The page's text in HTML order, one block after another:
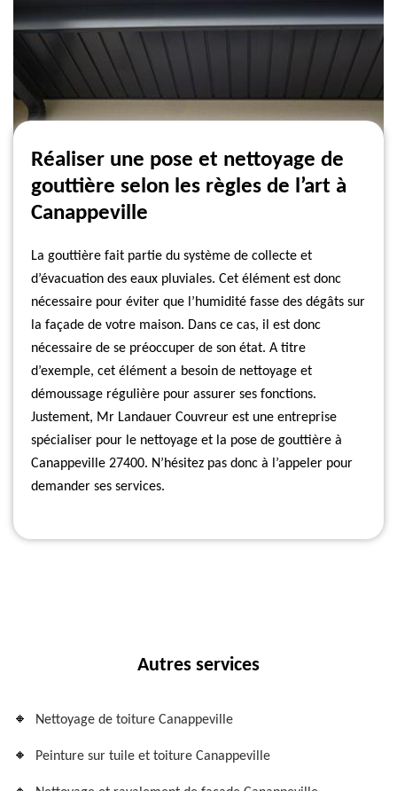
Réaliser une pose et nettoyage de
gouttière selon les règles de l’art à
Canappeville
La gouttière fait partie du système de collecte et
d’évacuation des eaux pluviales. Cet élément est donc
nécessaire pour éviter que l’humidité fasse des dégâts sur
la façade de votre maison. Dans ce cas, il est donc
nécessaire de se préoccuper de son état. A titre
d’exemple, cet élément a besoin de nettoyage et
démoussage régulière pour assurer ses fonctions.
Justement, Mr Landauer Couvreur est une entreprise
spécialiser pour le nettoyage et la pose de gouttière à
Canappeville 27400. N’hésitez pas donc à l’appeler pour
demander ses services.
Autres services
Nettoyage de toiture Canappeville
Peinture sur tuile et toiture Canappeville